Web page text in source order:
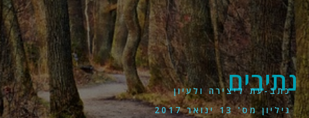
נתיבים
כתב-עת ליצירה ולעיון
גיליון מס' 13 ינואר 2017